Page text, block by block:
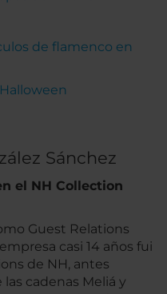
de flamenco en
Sánchez
el NH Collection
Guest Relations
casi 14 años fui
de NH, antes
cadenas Meliá y